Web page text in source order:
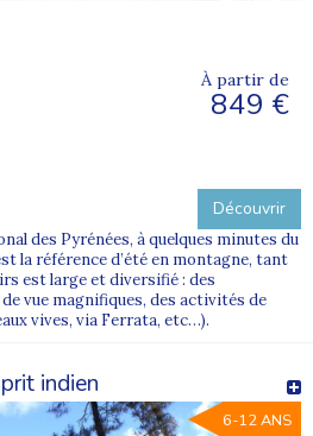
À partir de
849 €
Découvrir
des Pyrénées, à quelques minutes du
la référence d’été en montagne, tant
est large et diversifié : des
vue magnifiques, des activités de
vives, via Ferrata, etc…).
indien
6-12 ANS